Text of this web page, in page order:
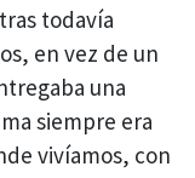
todavía
en vez de un
una
siempre era
vivíamos, con